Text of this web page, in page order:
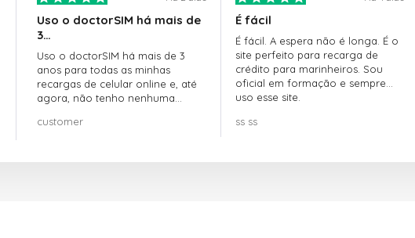
Uso o doctorSIM há mais de
3…
Uso o doctorSIM há mais de 3
anos para todas as minhas
recargas de celular online e, até
agora, não tenho nenhuma
customer
É fácil
É fácil. A espera não é longa. É o
site perfeito para recarga de
crédito para marinheiros. Sou
oficial em formação e sempre
uso esse site.
ss ss